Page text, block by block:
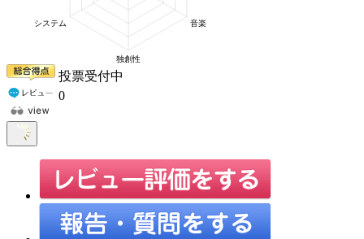
投票受付中
0